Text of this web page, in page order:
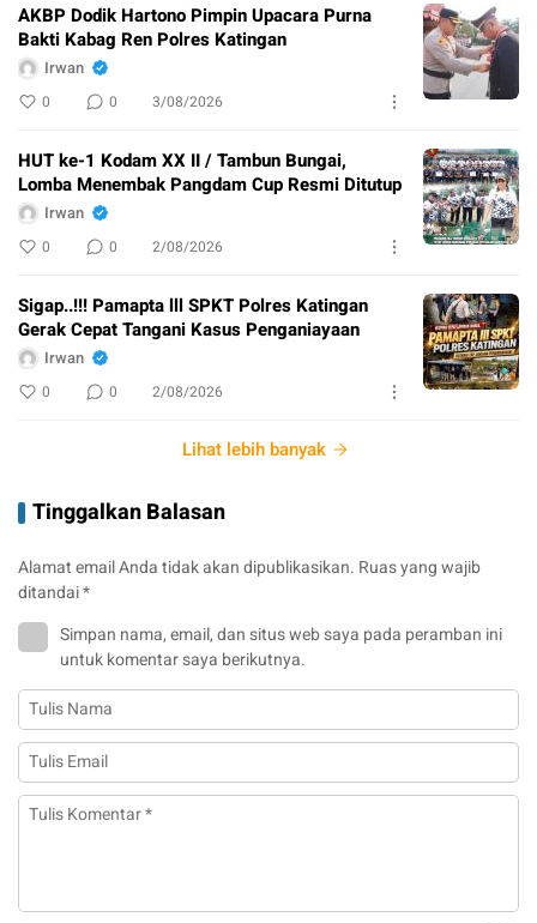
AKBP Dodik Hartono Pimpin Upacara Purna
Bakti Kabag Ren Polres Katingan
Irwan
0 0 3/08/2026
HUT ke-1 Kodam XX II / Tambun Bungai,
Lomba Menembak Pangdam Cup Resmi Ditutup
Irwan
0 0 2/08/2026
Sigap..!!! Pamapta lll SPKT Polres Katingan
Gerak Cepat Tangani Kasus Penganiayaan
Irwan
0 0 2/08/2026
Lihat lebih banyak
Tinggalkan Balasan
Alamat email Anda tidak akan dipublikasikan. Ruas yang wajib
ditandai*
Simpan nama, email, dan situs web saya pada peramban ini
untuk komentar saya berikutnya.